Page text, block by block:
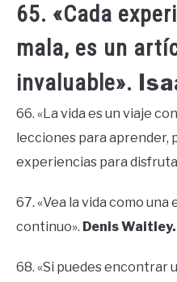
65. «Cada
mala, es un
invaluable».
66. «La vida es un viaje
lecciones para aprender,
experiencias para
67. «Vea la vida como
continuo». Denis Waitley.
68. «Si puedes encontrar